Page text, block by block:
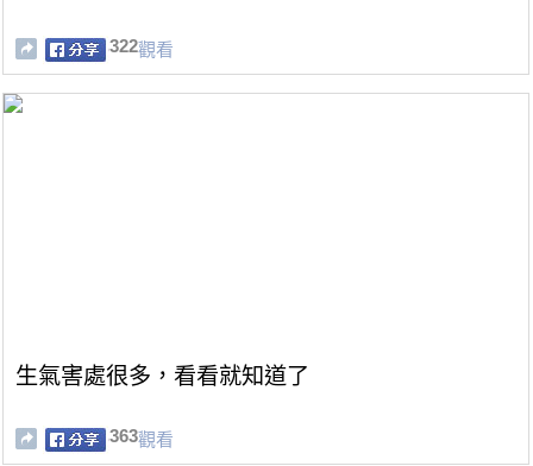
322觀看
生氣害處很多，看看就知道了
363觀看